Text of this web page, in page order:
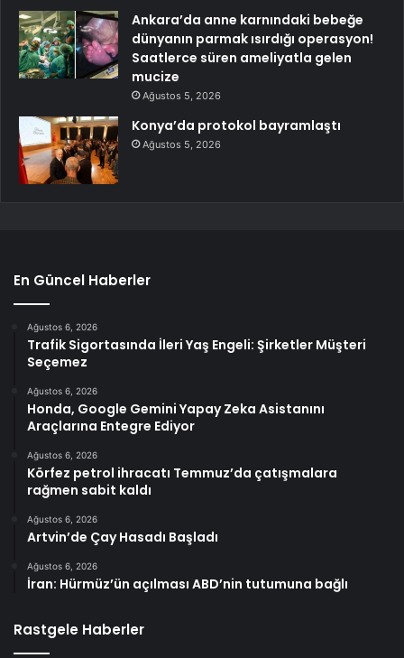
Ankara’da anne karnındaki bebeğe
dünyanın parmak ısırdığı operasyon!
Saatlerce süren ameliyatla gelen
mucize
Ağustos 5, 2026
Konya’da protokol bayramlaştı
Ağustos 5, 2026
En Güncel Haberler
Ağustos 6, 2026
Trafik Sigortasında İleri Yaş Engeli: Şirketler Müşteri
Seçemez
Ağustos 6, 2026
Honda, Google Gemini Yapay Zeka Asistanını
Araçlarına Entegre Ediyor
Ağustos 6, 2026
Körfez petrol ihracatı Temmuz’da çatışmalara
rağmen sabit kaldı
Ağustos 6, 2026
Artvin’de Çay Hasadı Başladı
Ağustos 6, 2026
İran: Hürmüz’ün açılması ABD’nin tutumuna bağlı
Rastgele Haberler